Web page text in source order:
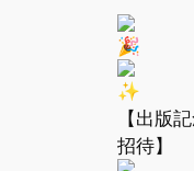
【出版
招待】